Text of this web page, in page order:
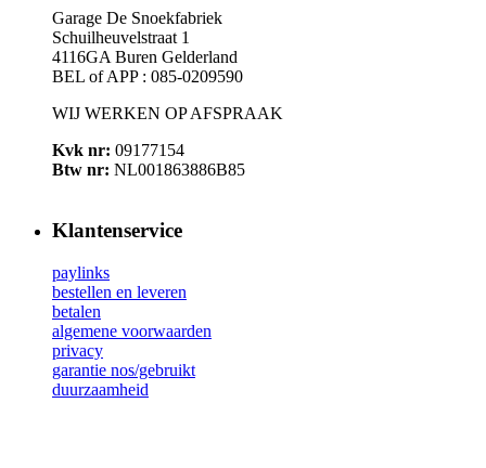
Garage De Snoekfabriek
Schuilheuvelstraat 1
4116GA Buren Gelderland
BEL of APP : 085-0209590
WIJ WERKEN OP AFSPRAAK
Kvk nr: 09177154
Btw nr: NL001863886B85
Klantenservice
paylinks
bestellen en leveren
betalen
algemene voorwaarden
privacy
garantie nos/gebruikt
duurzaamheid